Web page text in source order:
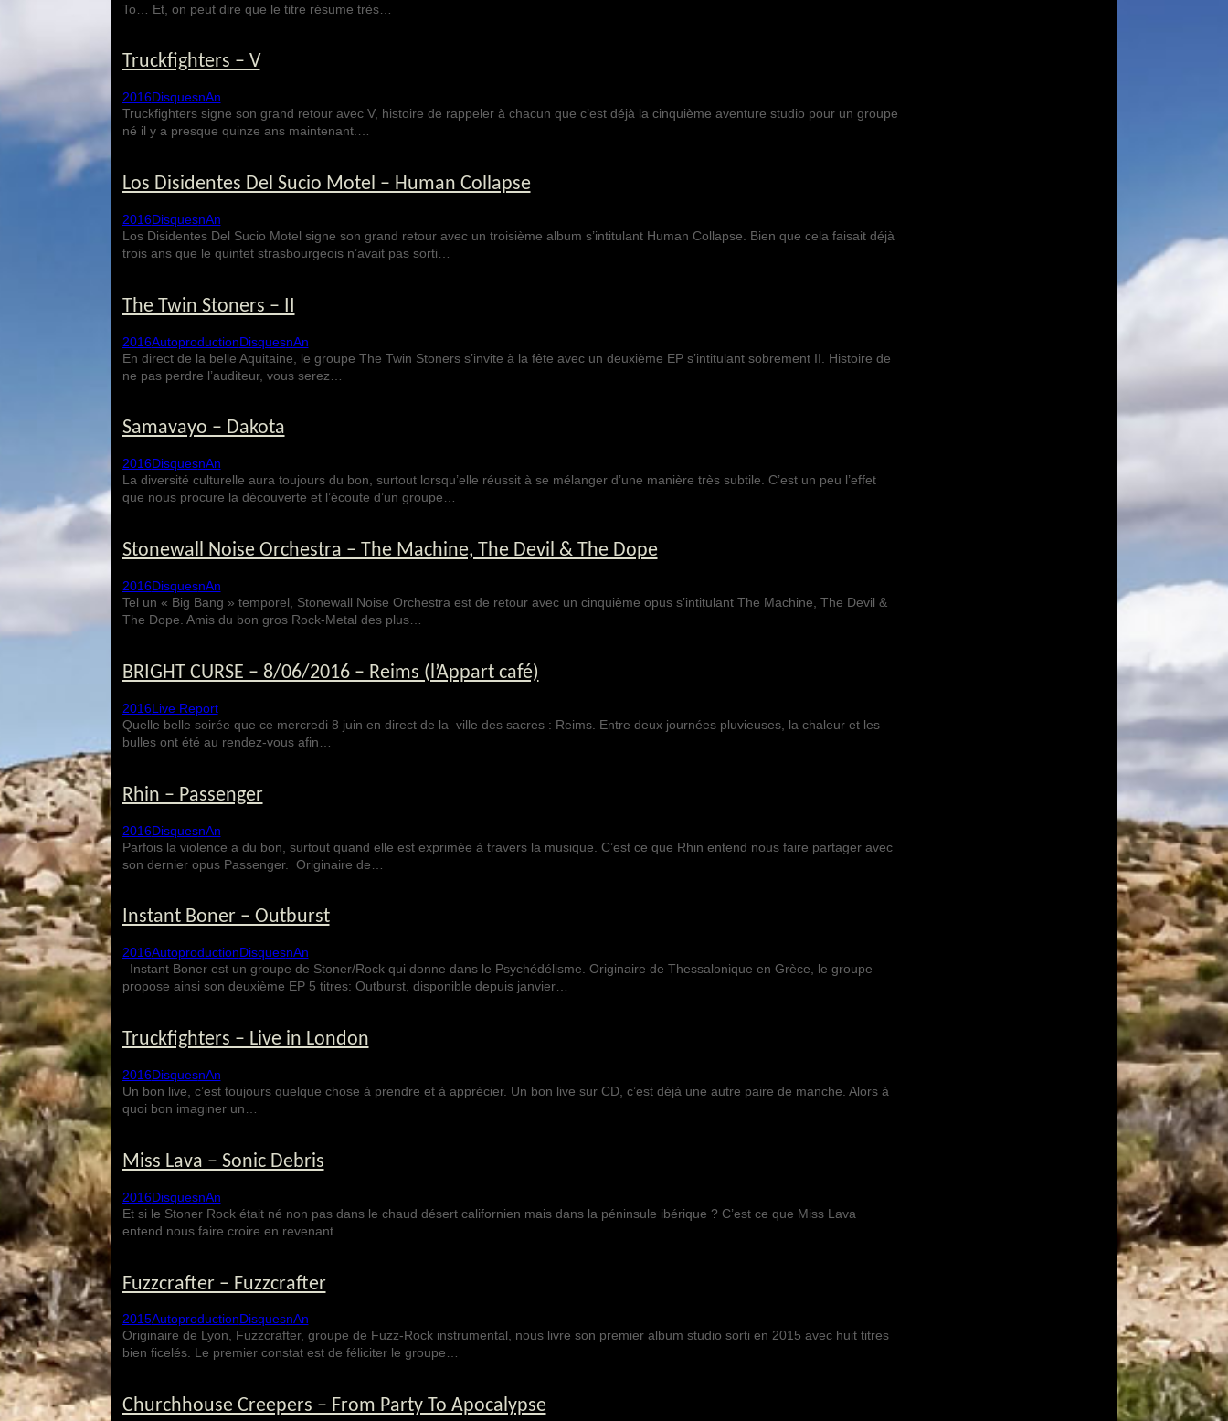
To… Et, on peut dire que le titre résume très…
Truckfighters – V
2016DisquesnAn
Truckfighters signe son grand retour avec V, histoire de rappeler à chacun que c’est déjà la cinquième aventure studio pour un groupe
né il y a presque quinze ans maintenant.…
Los Disidentes Del Sucio Motel – Human Collapse
2016DisquesnAn
Los Disidentes Del Sucio Motel signe son grand retour avec un troisième album s’intitulant Human Collapse. Bien que cela faisait déjà
trois ans que le quintet strasbourgeois n’avait pas sorti…
The Twin Stoners – II
2016AutoproductionDisquesnAn
En direct de la belle Aquitaine, le groupe The Twin Stoners s’invite à la fête avec un deuxième EP s’intitulant sobrement II. Histoire de
ne pas perdre l’auditeur, vous serez…
Samavayo – Dakota
2016DisquesnAn
La diversité culturelle aura toujours du bon, surtout lorsqu’elle réussit à se mélanger d’une manière très subtile. C’est un peu l’effet
que nous procure la découverte et l’écoute d’un groupe…
Stonewall Noise Orchestra – The Machine, The Devil & The Dope
2016DisquesnAn
Tel un « Big Bang » temporel, Stonewall Noise Orchestra est de retour avec un cinquième opus s’intitulant The Machine, The Devil &
The Dope. Amis du bon gros Rock-Metal des plus…
BRIGHT CURSE – 8/06/2016 – Reims (l’Appart café)
2016Live Report
Quelle belle soirée que ce mercredi 8 juin en direct de la ville des sacres : Reims. Entre deux journées pluvieuses, la chaleur et les
bulles ont été au rendez-vous afin…
Rhin – Passenger
2016DisquesnAn
Parfois la violence a du bon, surtout quand elle est exprimée à travers la musique. C’est ce que Rhin entend nous faire partager avec
son dernier opus Passenger. Originaire de…
Instant Boner – Outburst
2016AutoproductionDisquesnAn
Instant Boner est un groupe de Stoner/Rock qui donne dans le Psychédélisme. Originaire de Thessalonique en Grèce, le groupe
propose ainsi son deuxième EP 5 titres: Outburst, disponible depuis janvier…
Truckfighters – Live in London
2016DisquesnAn
Un bon live, c’est toujours quelque chose à prendre et à apprécier. Un bon live sur CD, c’est déjà une autre paire de manche. Alors à
quoi bon imaginer un…
Miss Lava – Sonic Debris
2016DisquesnAn
Et si le Stoner Rock était né non pas dans le chaud désert californien mais dans la péninsule ibérique ? C’est ce que Miss Lava
entend nous faire croire en revenant…
Fuzzcrafter – Fuzzcrafter
2015AutoproductionDisquesnAn
Originaire de Lyon, Fuzzcrafter, groupe de Fuzz-Rock instrumental, nous livre son premier album studio sorti en 2015 avec huit titres
bien ficelés. Le premier constat est de féliciter le groupe…
Churchhouse Creepers – From Party To Apocalypse